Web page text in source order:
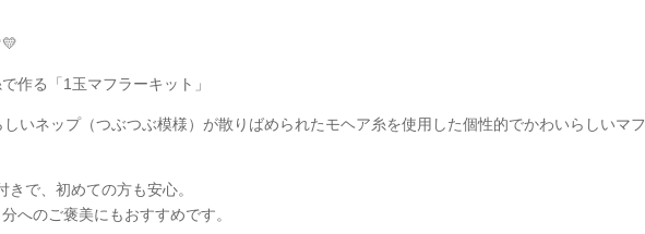
作る「1玉マフラーキット」
いネップ（つぶつぶ模様）が散りばめられたモヘア糸を使用した個性的でかわいらしいマフ
で、初めての方も安心。
へのご褒美にもおすすめです。